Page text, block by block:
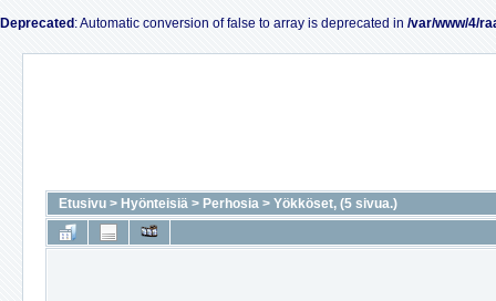
Deprecated : Automatic conversion of false to array is deprecated in /var/www/4/
Etusivu > Hyönteisiä > Perhosia > Yökköset, (5 sivua.)